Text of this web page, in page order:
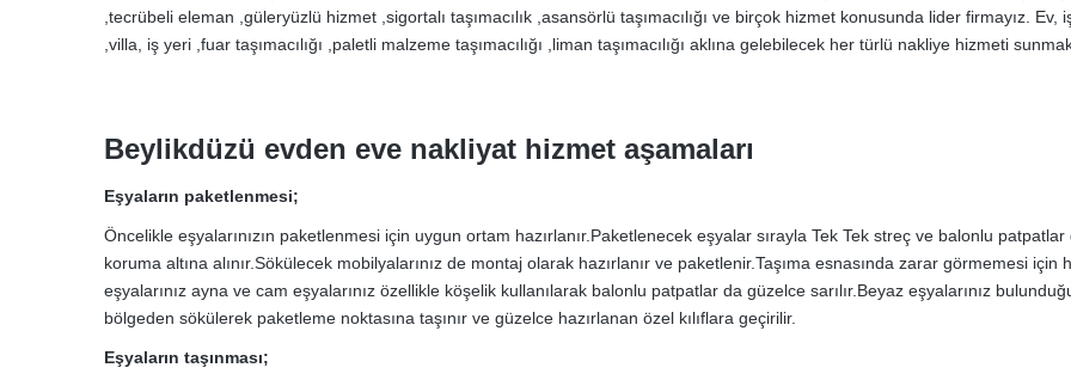
,tecrübeli eleman ,güleryüzlü hizmet ,sigortalı taşımacılık ,asansörlü taşımacılığı ve birçok hizmet konusunda lider firmayız. Ev,
,villa, iş yeri ,fuar taşımacılığı ,paletli malzeme taşımacılığı ,liman taşımacılığı aklına gelebilecek her türlü nakliye hizmeti
Beylikdüzü evden eve nakliyat hizmet aşamaları
Eşyaların paketlenmesi;
Öncelikle eşyalarınızın paketlenmesi için uygun ortam hazırlanır.Paketlenecek eşyalar sırayla Tek Tek streç ve balonlu patpatlar
koruma altına alınır.Sökülecek mobilyalarınız de montaj olarak hazırlanır ve paketlenir.Taşıma esnasında zarar görmemesi için
eşyalarınız ayna ve cam eşyalarınız özellikle köşelik kullanılarak balonlu patpatlar da güzelce sarılır.Beyaz eşyalarınız
bölgeden sökülerek paketleme noktasına taşınır ve güzelce hazırlanan özel kılıflara geçirilir.
Eşyaların taşınması;